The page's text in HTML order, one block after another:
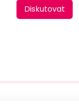
Diskutovat